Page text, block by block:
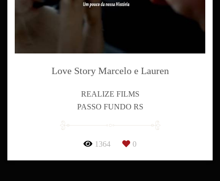
Love Story Marcelo e Lauren
REALIZE FILMS
PASSO FUNDO RS
1364 0